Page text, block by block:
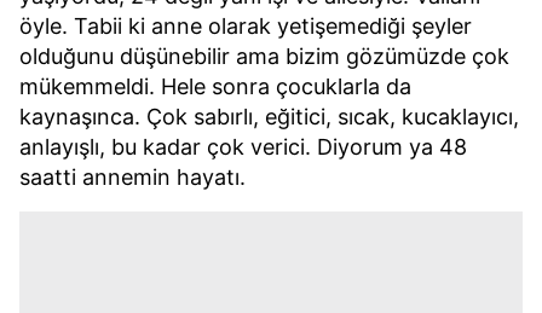
öyle. Tabii ki anne olarak yetişemediği şeyler
olduğunu düşünebilir ama bizim gözümüzde çok
mükemmeldi. Hele sonra çocuklarla da
kaynaşınca. Çok sabırlı, eğitici, sıcak, kucaklayıcı,
anlayışlı, bu kadar çok verici. Diyorum ya 48
saatti annemin hayatı.